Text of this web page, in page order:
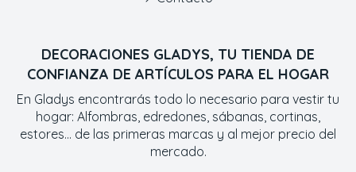
DECORACIONES GLADYS, TU TIENDA DE
CONFIANZA DE ARTÍCULOS PARA EL HOGAR
En Gladys encontrarás todo lo necesario para vestir tu
hogar: Alfombras, edredones, sábanas, cortinas,
estores... de las primeras marcas y al mejor precio del
mercado.